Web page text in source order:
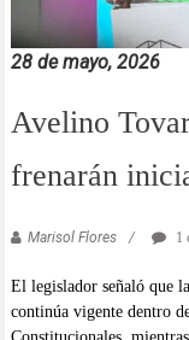
28 de mayo, 2026
Avelino
frenarán
Marisol Flores 1
El legislador señaló que
continúa vigente dentro